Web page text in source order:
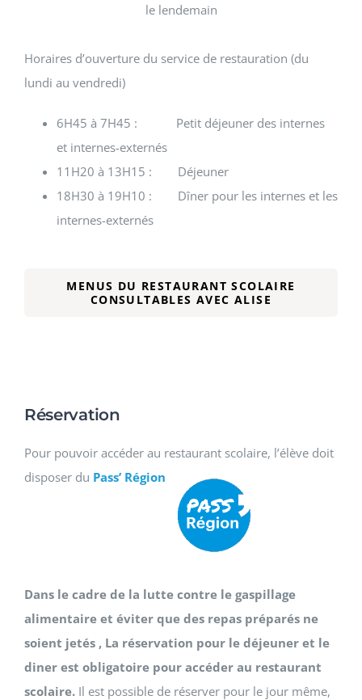
le lendemain
Horaires d’ouverture du service de restauration (du
lundi au vendredi)
6H45 à 7H45 : Petit déjeuner des internes
et internes-externés
11H20 à 13H15 : Déjeuner
18H30 à 19H10 : Dîner pour les internes et les
internes-externés
MENUS DU RESTAURANT SCOLAIRE
CONSULTABLES AVEC ALISE
Réservation
Pour pouvoir accéder au restaurant scolaire, l’élève doit
disposer du Pass’ Région
Dans le cadre de la lutte contre le gaspillage
alimentaire et éviter que des repas préparés ne
soient jetés , La réservation pour le déjeuner et le
diner est obligatoire pour accéder au restaurant
scolaire. Il est possible de réserver pour le jour même,